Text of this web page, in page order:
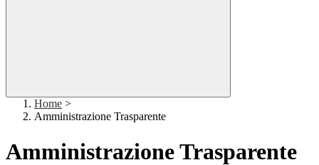
Home >
Amministrazione Trasparente
Amministrazione Trasparente